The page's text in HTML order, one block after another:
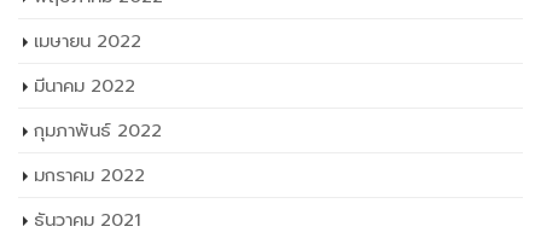
มีนาคม 2022
กุมภาพันธ์ 2022
มกราคม 2022
ธันวาคม 2021
พฤศจิกายน 2021